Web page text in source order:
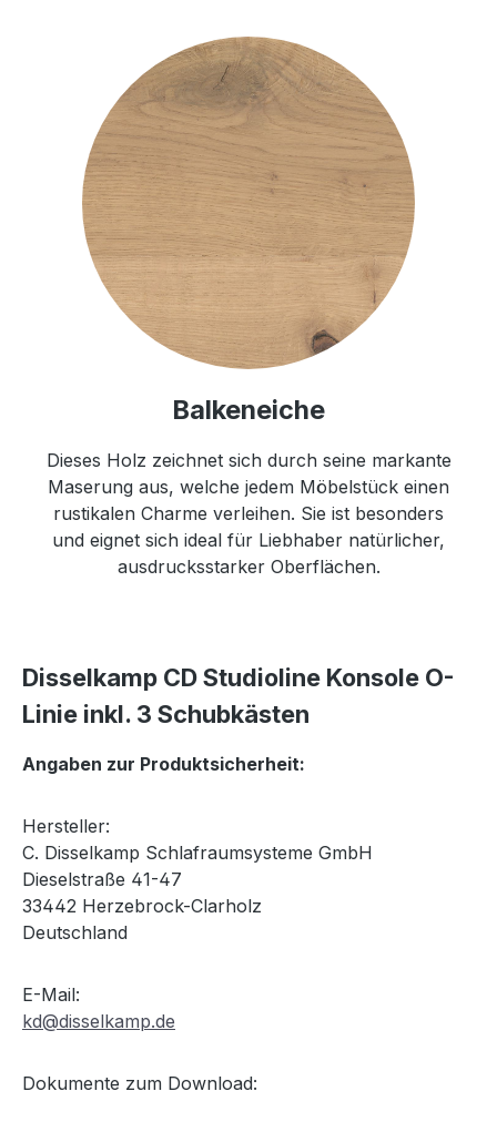
Balkeneiche
Dieses Holz zeichnet sich durch seine markante
Maserung aus, welche jedem Möbelstück einen
rustikalen Charme verleihen. Sie ist besonders
und eignet sich ideal für Liebhaber natürlicher,
ausdrucksstarker Oberflächen.
Disselkamp CD Studioline Konsole O-
Linie inkl. 3 Schubkästen
Angaben zur Produktsicherheit:
Hersteller:
C. Disselkamp Schlafraumsysteme GmbH
Dieselstraße 41-47
33442 Herzebrock-Clarholz
Deutschland
E-Mail:
kd@disselkamp.de
Dokumente zum Download: